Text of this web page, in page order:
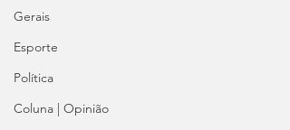
Gerais
Esporte
Política
Coluna | Opinião